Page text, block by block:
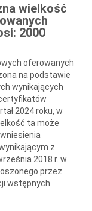
wielkość
2000
oferowanych
na podstawie
wynikających
2024 roku, w
ta może
z
2018 r. w
przez
wstępnych.